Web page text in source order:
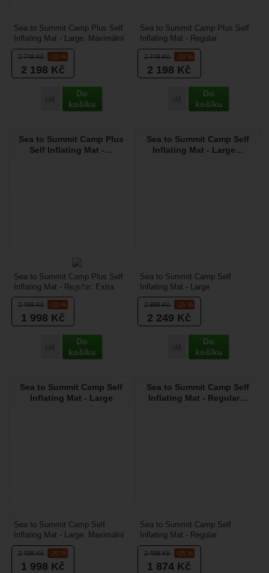
2 748Kč -20 %
2 198 Kč
Přidat 'Sea to Summit Camp Plus Self Inflating Mat - Large'
Do
košíku
Sea to Summit Camp Plus Self
Inflating Mat - Large: Maximální
komfort pro vysoké postavy.
Karimatka Camp...
2 748Kč -20 %
2 198 Kč
Přidat 'Sea to Summit
Do
košíku
Sea to Summit Camp Plus Self
Inflating Mat - Regular
Rectangular Wide: Maximální
komfort v širokém profilu....
Sea to Summit Camp Plus
Self Inflating Mat -…
2 498Kč -20 %
1 998 Kč
Přidat 'Sea to Summit Camp Plus Self Inflating Mat -
Do
košíku
Sea to Summit Camp Plus Self
Inflating Mat - Regular: Extra
tloušťka a maximální izolace.
Karimatka Camp...
Sea to Summit Camp Self
Inflating Mat - Large…
2 998Kč -25 %
2 249 Kč
Přidat 'Sea to Summit
Do
košíku
Sea to Summit Camp Self
Inflating Mat - Large
Rectangular: Maximální prostor a
odolnost. Karimatka Camp...
Sea to Summit Camp Self
Inflating Mat - Large
2 498Kč -20 %
1 998 Kč
Sea to Summit Camp Self
Inflating Mat - Large: Maximální
prostor a nezničitelnost.
Karimatka Camp Self-Inflating...
Sea to Summit Camp Self
Inflating Mat - Regular…
2 498Kč -25 %
1 874 Kč
Sea to Summit Camp Self
Inflating Mat - Regular
Rectangular Wide: Odolnost v
širokém profilu. Karimatka...